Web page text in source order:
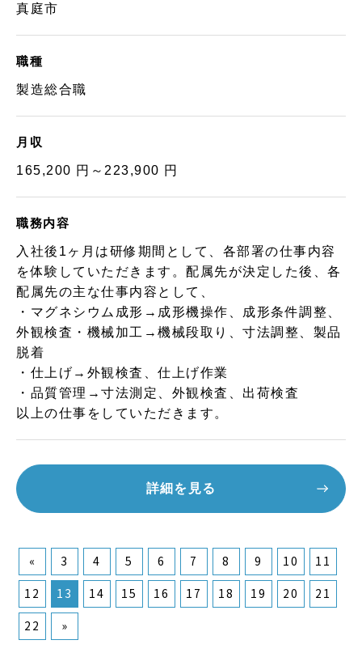
真庭市
職種
製造総合職
月収
165,200 円～223,900 円
職務内容
入社後1ヶ月は研修期間として、各部署の仕事内容
を体験していただきます。配属先が決定した後、各
配属先の主な仕事内容として、
・マグネシウム成形→成形機操作、成形条件調整、
外観検査・機械加工→機械段取り、寸法調整、製品
脱着
・仕上げ→外観検査、仕上げ作業
・品質管理→寸法測定、外観検査、出荷検査
以上の仕事をしていただきます。
詳細を見る
« 3 4 5 6 7 8 9 10
11
12
13 14 15 16 17 18 19 20
21
22
»